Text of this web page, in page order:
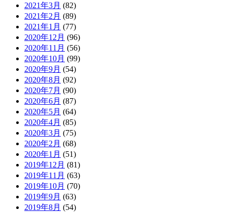
2021年3月 (82)
2021年2月 (89)
2021年1月 (77)
2020年12月 (96)
2020年11月 (56)
2020年10月 (99)
2020年9月 (54)
2020年8月 (92)
2020年7月 (90)
2020年6月 (87)
2020年5月 (64)
2020年4月 (85)
2020年3月 (75)
2020年2月 (68)
2020年1月 (51)
2019年12月 (81)
2019年11月 (63)
2019年10月 (70)
2019年9月 (63)
2019年8月 (54)